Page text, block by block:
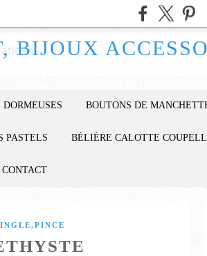
BOUTONS DE
PASTELS BÉLIÈRE CALOTTE
CONTACT